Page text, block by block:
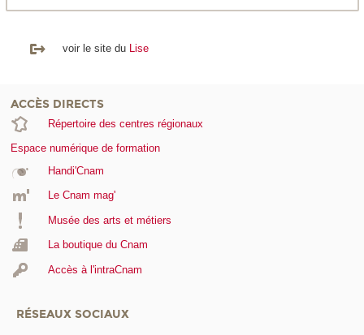
voir le site du Lise
ACCÈS DIRECTS
Répertoire des centres régionaux
Espace numérique de formation
Handi'Cnam
Le Cnam mag'
Musée des arts et métiers
La boutique du Cnam
Accès à l'intraCnam
RÉSEAUX SOCIAUX